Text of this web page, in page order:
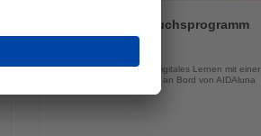
die
AIDA setzt Nachwuchsprogramm
EXPIyou 2026 fort
Auszubildende verbinden digitales Lernen mit einer
dreitägigen Schulungsreise an Bord von AIDAluna